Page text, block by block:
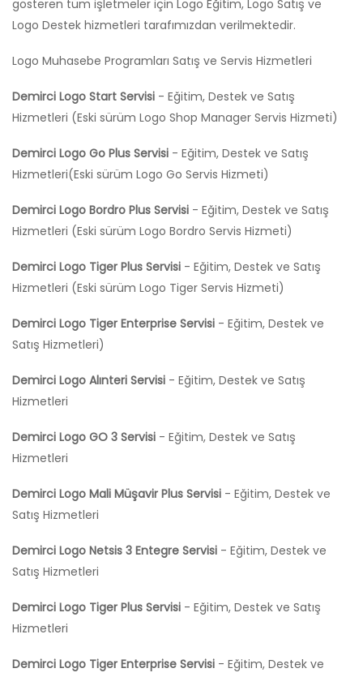
gösteren tüm işletmeler için Logo Eğitim, Logo Satış ve
Logo Destek hizmetleri tarafımızdan verilmektedir.
Logo Muhasebe Programları Satış ve Servis Hizmetleri
Demirci Logo Start Servisi - Eğitim, Destek ve Satış
Hizmetleri (Eski sürüm Logo Shop Manager Servis Hizmeti)
Demirci Logo Go Plus Servisi - Eğitim, Destek ve Satış
Hizmetleri(Eski sürüm Logo Go Servis Hizmeti)
Demirci Logo Bordro Plus Servisi - Eğitim, Destek ve Satış
Hizmetleri (Eski sürüm Logo Bordro Servis Hizmeti)
Demirci Logo Tiger Plus Servisi - Eğitim, Destek ve Satış
Hizmetleri (Eski sürüm Logo Tiger Servis Hizmeti)
Demirci Logo Tiger Enterprise Servisi - Eğitim, Destek ve
Satış Hizmetleri)
Demirci Logo Alınteri Servisi - Eğitim, Destek ve Satış
Hizmetleri
Demirci Logo GO 3 Servisi - Eğitim, Destek ve Satış
Hizmetleri
Demirci Logo Mali Müşavir Plus Servisi - Eğitim, Destek ve
Satış Hizmetleri
Demirci Logo Netsis 3 Entegre Servisi - Eğitim, Destek ve
Satış Hizmetleri
Demirci Logo Tiger Plus Servisi - Eğitim, Destek ve Satış
Hizmetleri
Demirci Logo Tiger Enterprise Servisi - Eğitim, Destek ve